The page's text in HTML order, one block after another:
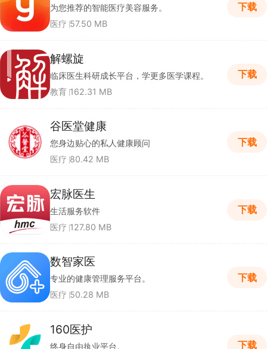
为您推荐的智能医疗美容服务。
医疗 57.50 MB
下载
解螺旋
临床医生科研成长平台，学更多医学课程。
教育 162.31 MB
下载
谷医堂健康
您身边贴心的私人健康顾问
医疗 80.42 MB
下载
宏脉医生
生活服务软件
医疗 127.80 MB
下载
数智家医
专业的健康管理服务平台。
医疗 50.28 MB
下载
160医护
终身自由执业平台。
下载